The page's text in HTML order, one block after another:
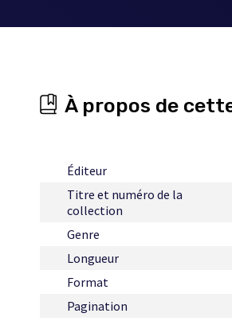
À propos de
Éditeur
Titre et numéro de la
collection
Genre
Longueur
Format
Pagination